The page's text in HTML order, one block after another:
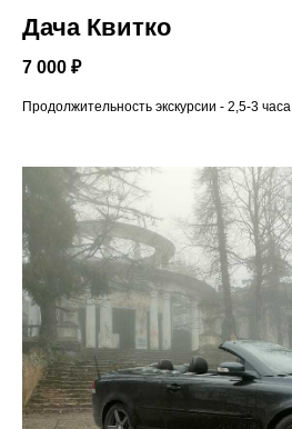
Дача Квитко
7 000 ₽
Продолжительность экскурсии - 2,5-3 часа